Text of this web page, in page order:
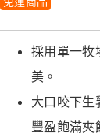
採用單一牧
美。
大口咬下生
豐盈飽滿夾